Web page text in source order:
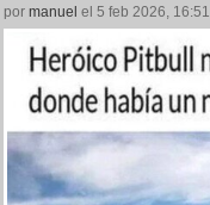
por manuel el 5 feb 2026, 16:51